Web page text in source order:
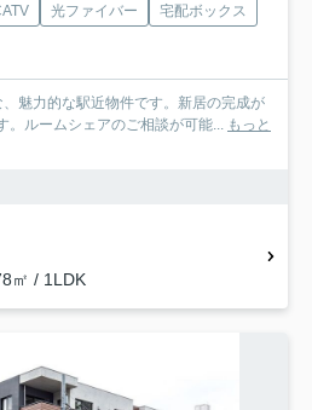
光ファイバー
宅配ボックス
魅力的な駅近物件です。新居の完成が
ルームシェアのご相談が可能...
もっと
㎡ / 1LDK